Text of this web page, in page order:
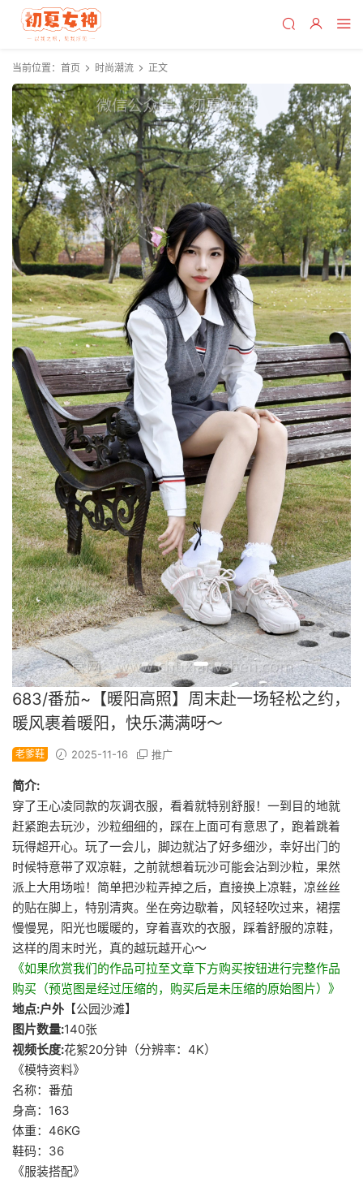
当前位置： 首页 时尚潮流 正文
683/番茄~【暖阳高照】周末赴一场轻松之约，
暖风裹着暖阳，快乐满满呀～
老爹鞋 2025-11-16 推广
简介:
穿了王心凌同款的灰调衣服，看着就特别舒服！一到目的地就
赶紧跑去玩沙，沙粒细细的，踩在上面可有意思了，跑着跳着
玩得超开心。玩了一会儿，脚边就沾了好多细沙，幸好出门的
时候特意带了双凉鞋，之前就想着玩沙可能会沾到沙粒，果然
派上大用场啦！简单把沙粒弄掉之后，直接换上凉鞋，凉丝丝
的贴在脚上，特别清爽。坐在旁边歇着，风轻轻吹过来，裙摆
慢慢晃，阳光也暖暖的，穿着喜欢的衣服，踩着舒服的凉鞋，
这样的周末时光，真的越玩越开心～
《如果欣赏我们的作品可拉至文章下方购买按钮进行完整作品
购买（预览图是经过压缩的，购买后是未压缩的原始图片）》
地点:户外 【公园沙滩】
图片数量:140张
视频长度:花絮20分钟（分辨率：4K）
《模特资料》
名称：番茄
身高：163
体重：46KG
鞋码：36
《服装搭配》